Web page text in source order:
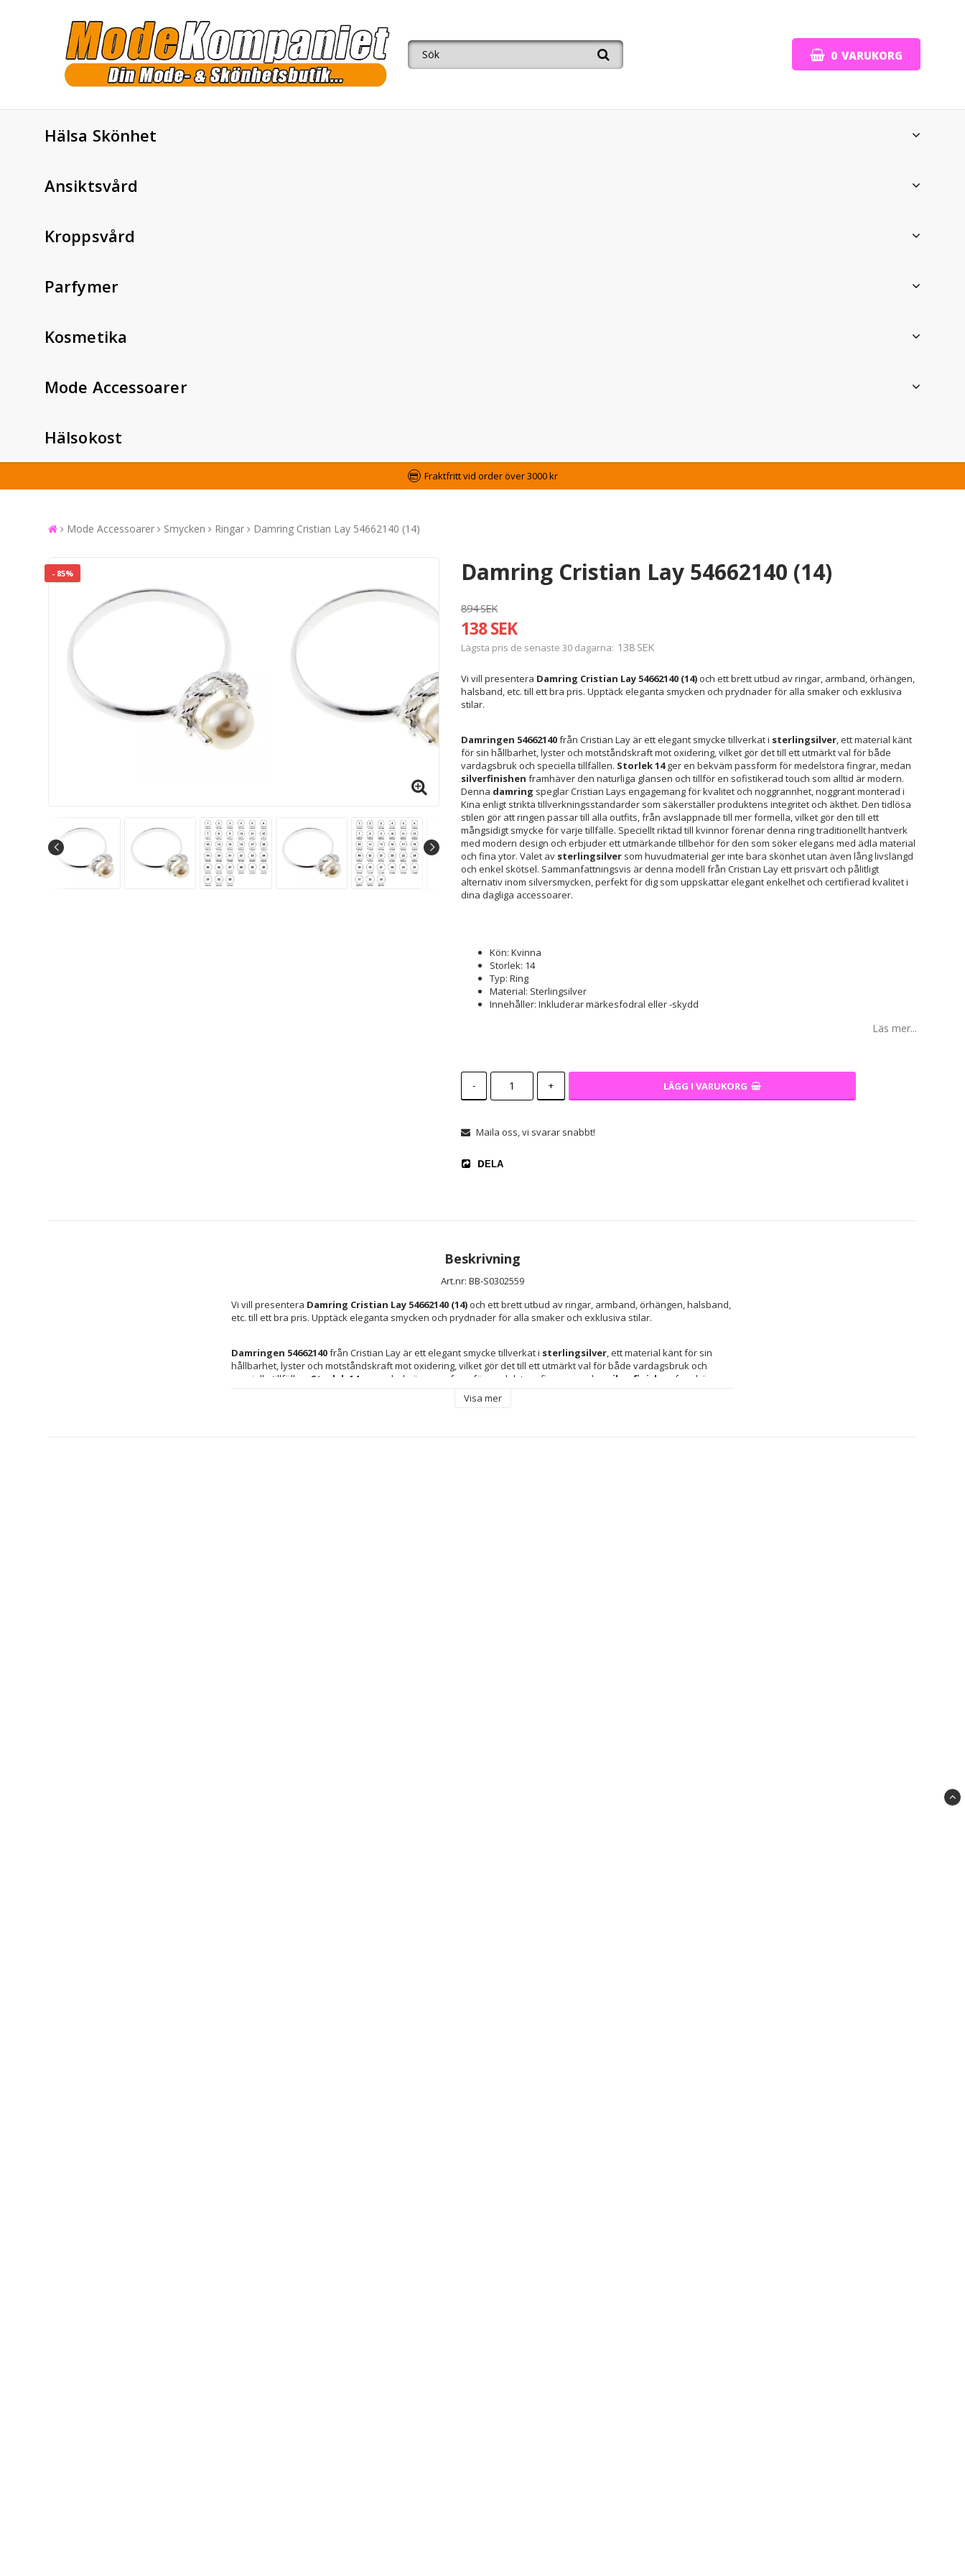
0 VARUKORG
Hälsa Skönhet
Ansiktsvård
Kroppsvård
Parfymer
Kosmetika
Mode Accessoarer
Hälsokost
Fraktfritt vid order över 3000 kr
Mode Accessoarer Smycken Ringar Damring Cristian Lay 54662140 (14)
- 85% Damring Cristian Lay 54662140 (14)
894 SEK
138 SEK
Lägsta pris de senaste 30 dagarna 138 SEK
Vi vill presentera Damring Cristian Lay 54662140 (14)och ett brett utbud av ringar, armband, örhängen,
halsband, etc. till ett bra pris. Upptäck eleganta smycken och prydnader för alla smaker och exklusiva
stilar.
Damringen 54662140från Cristian Lay är ett elegant smycke tillverkat i sterlingsilver, ett material känt
för sin hållbarhet, lyster och motståndskraft mot oxidering, vilket gör det till ett utmärkt val för både
vardagsbruk och speciella tillfällen. Storlek 14ger en bekväm passform för medelstora fingrar, medan
silverfinishen framhäver den naturliga glansen och tillför en sofistikerad touch som alltid är modern.
Denna damring speglar Cristian Lays engagemang för kvalitet och noggrannhet, noggrant monterad i
Kina enligt strikta tillverkningsstandarder som säkerställer produktens integritet och äkthet. Den tidlösa
stilen gör att ringen passar till alla outfits, från avslappnade till mer formella, vilket gör den till ett
mångsidigt smycke för varje tillfälle. Speciellt riktad till kvinnor förenar denna ring traditionellt hantverk
med modern design och erbjuder ett utmärkande tillbehör för den som söker elegans med ädla material
och fina ytor. Valet av sterlingsilversom huvudmaterial ger inte bara skönhet utan även lång livslängd
och enkel skötsel. Sammanfattningsvis är denna modell från Cristian Lay ett prisvärt och pålitligt
alternativ inom silversmycken, perfekt för dig som uppskattar elegant enkelhet och certifierad kvalitet i
dina dagliga accessoarer.
Kön: Kvinna
Storlek: 14
Typ: Ring
Material: Sterlingsilver
Innehåller: Inkluderar märkesfodral eller -skydd
Läs mer...
- + LÄGG I VARUKORG
Maila oss, vi svarar snabbt!
DELA
Beskrivning
Art.nr: BB-S0302559
Vi vill presentera Damring Cristian Lay 54662140 (14) och ett brett utbud av ringar, armband, örhängen, halsband,
etc. till ett bra pris. Upptäck eleganta smycken och prydnader för alla smaker och exklusiva stilar.
Damringen 54662140 från Cristian Lay är ett elegant smycke tillverkat i sterlingsilver, ett material känt för sin
hållbarhet, lyster och motståndskraft mot oxidering, vilket gör det till ett utmärkt val för både vardagsbruk och
speciella tillfällen. Storlek 14 ger en bekväm passform för medelstora fingrar, medan silverfinishen
framhäver
engagemang för kvalitet och noggrannhet, noggrant monterad i Kina enligt strikta tillverkningsstandarder som
Visa mer